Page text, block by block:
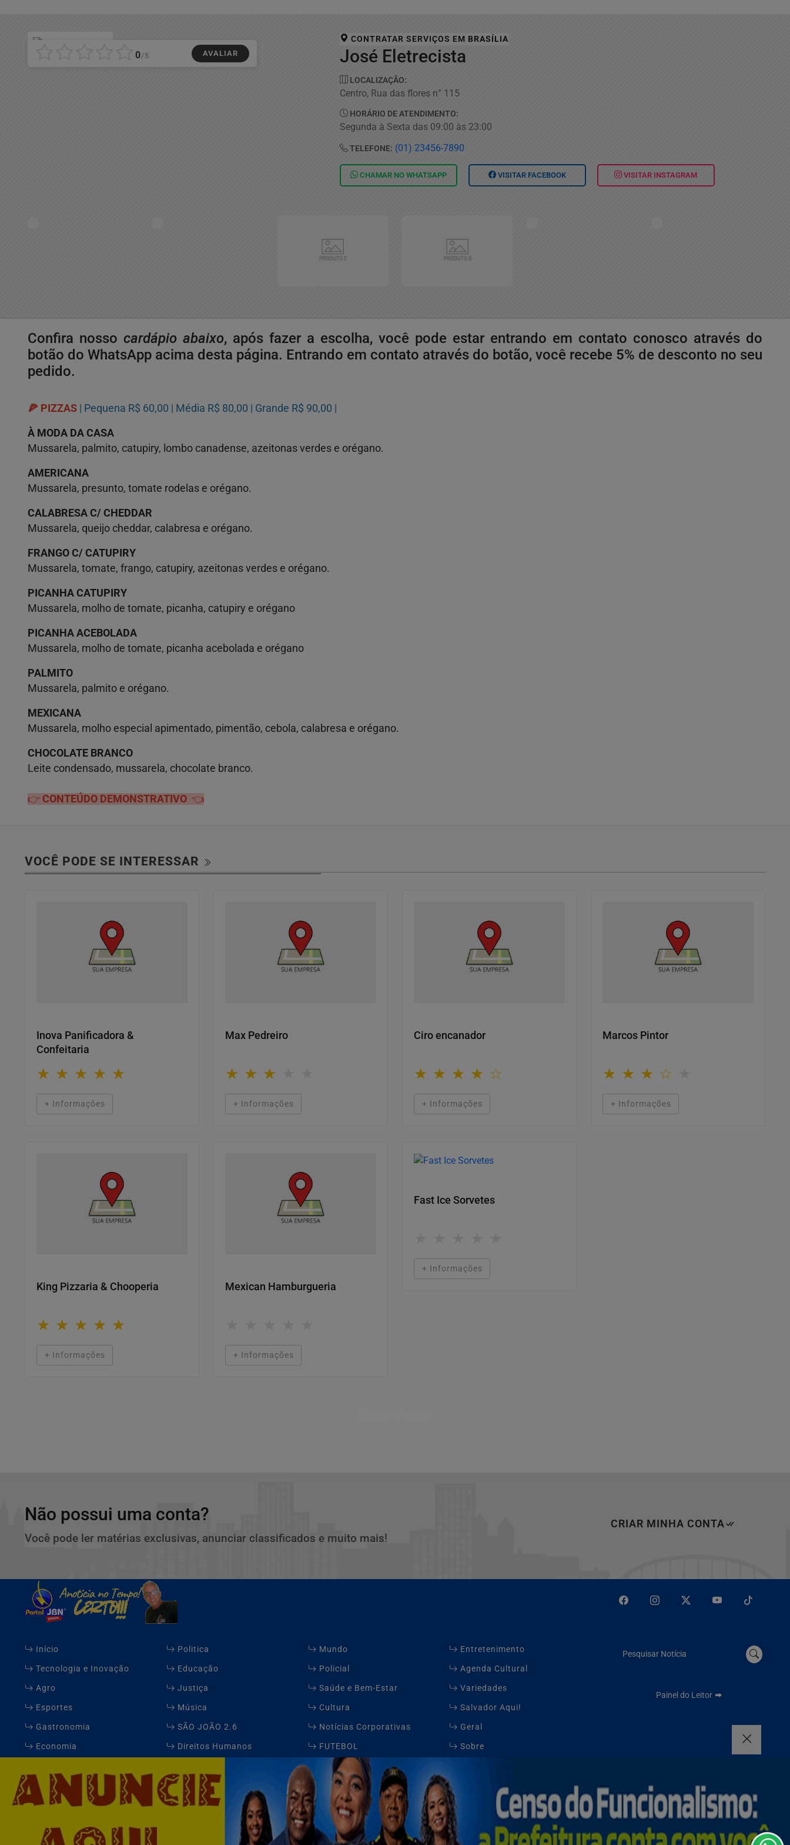
0/5 AVALIAR
CONTRATAR SERVIÇOS EM BRASÍLIA
José Eletrecista
LOCALIZAÇÃO:
Centro, Rua das flores n° 115
HORÁRIO DE ATENDIMENTO:
Segunda à Sexta das 09:00 às 23:00
TELEFONE: (01) 23456-7890
CHAMAR NOWHATSAPP VISITARFACEBOOK VISITAR INSTAGRAM
Confira nosso cardápio abaixo, após fazer a escolha, você pode estar entrando em contato conosco através do
botão do WhatsApp acima desta página. Entrando em contato através do botão, você recebe 5% de desconto no seu
pedido.
🍕 PIZZAS | Pequena R$ 60,00 | Média R$ 80,00 | Grande R$ 90,00 |
À MODA DA CASA
Mussarela, palmito, catupiry, lombo canadense, azeitonas verdes e orégano.
AMERICANA
Mussarela, presunto, tomate rodelas e orégano.
CALABRESA C/ CHEDDAR
Mussarela, queijo cheddar, calabresa e orégano.
FRANGO C/ CATUPIRY
Mussarela, tomate, frango, catupiry, azeitonas verdes e orégano.
PICANHA CATUPIRY
Mussarela, molho de tomate, picanha, catupiry e orégano
PICANHA ACEBOLADA
Mussarela, molho de tomate, picanha acebolada e orégano
PALMITO
Mussarela, palmito e orégano.
MEXICANA
Mussarela, molho especial apimentado, pimentão, cebola, calabresa e orégano.
CHOCOLATE BRANCO
Leite condensado, mussarela, chocolate branco.
👉 CONTEÚDO DEMONSTRATIVO 👈
VOCÊ PODE SE INTERESSAR
Inova Panificadora &
Confeitaria
★ ★ ★ ★ ★
+ Informações
Max Pedreiro
★ ★ ★
+ Informações
Ciro encanador
★ ★ ★ ★ ☆
+ Informações
Marcos Pintor
★ ★ ★ ☆
+ Informações
King Pizzaria & Chooperia
★ ★ ★ ★ ★
+ Informações
Mexican Hamburgueria
+ Informações
Fast Ice Sorvetes
+ Informações
Não possui uma conta?
Você pode ler matérias exclusivas, anunciar classificados e muito mais!
CRIAR MINHA CONTA
Início Politica Mundo
Entretenimento
Tecnologia e Inovação
Educação Policial
Agenda Cultural
Agro
Justiça Saúde e Bem-Estar
Variedades
Esportes
Música Cultura
Salvador Aqui!
Gastronomia
SÃO JOÃO 2.6 Notícias Corporativas
Geral
Economia
Direitos Humanos FUTEBOL
Sobre
Contato
Pesquisar Notícia
Painel do Leitor
Jbn Bahia - Todos os direitos reservados. Termos de Uso e Privacidade
Termos de Uso e Privacidade
Esse site utiliza cookies para melhorar sua experiência de navegação. Ao continuar o acesso, entendemos que você concorda